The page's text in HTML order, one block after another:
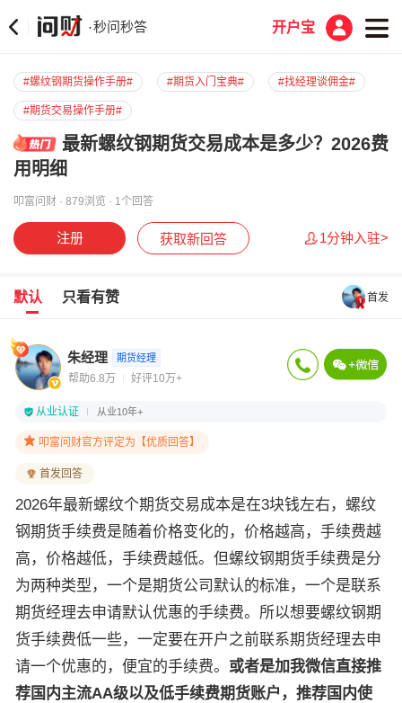
·秒问秒答 开户宝
#螺纹钢期货操作手册# #期货入门宝典# #找经理谈佣金#
#期货交易操作手册#
最新螺纹钢期货交易成本是多少？2026费
用明细
叩富问财 · 879浏览 · 1个回答
注册 获取新回答 1分钟入驻>
默认 只看有赞 首发
朱经理 期货经理
帮助6.8万 好评10万+
从业认证 从业10年+
叩富问财官方评定为【优质回答】
首发回答
2026年最新螺纹个期货交易成本是在3块钱左右，螺纹
钢期货手续费是随着价格变化的，价格越高，手续费越
高，价格越低，手续费越低。但螺纹钢期货手续费是分
为两种类型，一个是期货公司默认的标准，一个是联系
期货经理去申请默认优惠的手续费。所以想要螺纹钢期
货手续费低一些，一定要在开户之前联系期货经理去申
请一个优惠的，便宜的手续费。 或者是加我微信直接推
荐国内主流AA级以及低手续费期货账户，推荐国内使